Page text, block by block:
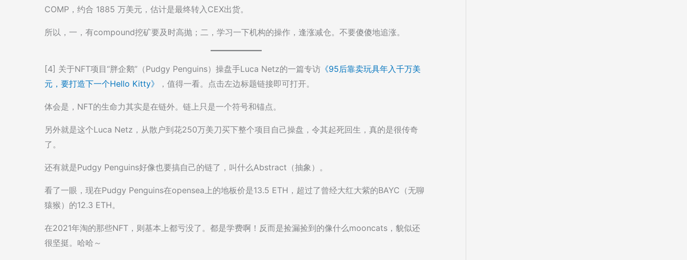
COMP，约合 1885 万美元，估计是最终转入CEX出货。
所以，一，有compound挖矿要及时高抛；二，学习一下机构的操作，逢涨减仓。不要傻傻地追涨。
[4] 关于NFT项目“胖企鹅”（Pudgy Penguins）操盘手Luca Netz的一篇专访 《95后靠卖玩具年入千万美
元，要打造下一个Hello Kitty》
，值得一看。点击左边标题链接即可打开。
体会是，NFT的生命力其实是在链外。链上只是一个符号和锚点。
另外就是这个Luca Netz，从散户到花250万美刀买下整个项目自己操盘，令其起死回生，真的是很传奇
了。
还有就是Pudgy Penguins好像也要搞自己的链了，叫什么Abstract（抽象）。
看了一眼，现在Pudgy Penguins在opensea上的地板价是13.5 ETH，超过了曾经大红大紫的BAYC（无聊
猿猴）的12.3 ETH。
在2021年淘的那些NFT，则基本上都亏没了。都是学费啊！反而是捡漏捡到的像什么mooncats，貌似还
很坚挺。哈哈～